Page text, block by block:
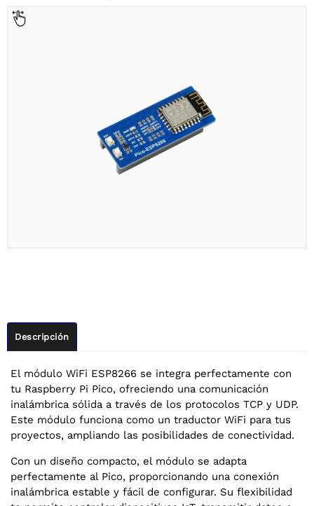
Descripción
El módulo WiFi ESP8266 se integra perfectamente con
tu Raspberry Pi Pico, ofreciendo una comunicación
inalámbrica sólida a través de los protocolos TCP y UDP.
Este módulo funciona como un traductor WiFi para tus
proyectos, ampliando las posibilidades de conectividad.
Con un diseño compacto, el módulo se adapta
perfectamente al Pico, proporcionando una conexión
inalámbrica estable y fácil de configurar. Su flexibilidad